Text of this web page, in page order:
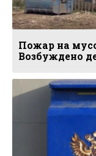
Пожар на
Возбуждено